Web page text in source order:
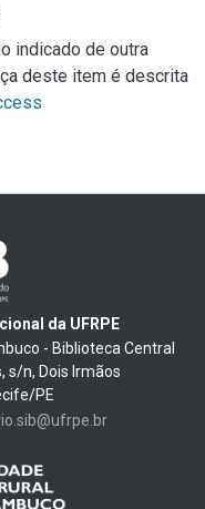
indicado de outra
deste item é descrita
da UFRPE
- Biblioteca Central
s/n, Dois Irmãos
PE